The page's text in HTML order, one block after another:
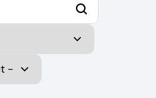
Protection